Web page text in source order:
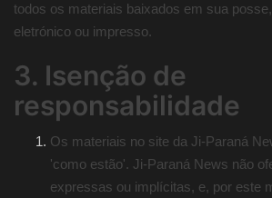
todos os materiais baixados em sua
eletrónico ou impresso.
3. Isenção de
responsabilidade
Os materiais no site da Ji-Paraná
'como estão'. Ji-Paraná News não
expressas ou implícitas, e, por este